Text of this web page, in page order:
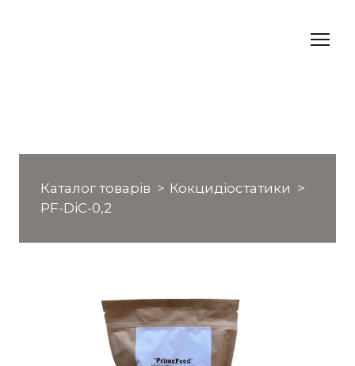
Каталог товарів
Кокцидіостатики
PF-DiC-0,2